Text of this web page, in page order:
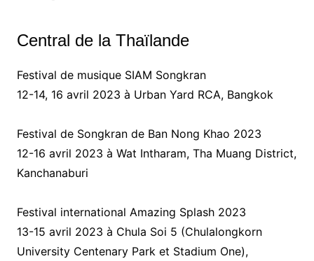
Central de la Thaïlande
Festival de musique SIAM Songkran
12-14, 16 avril 2023 à Urban Yard RCA, Bangkok
Festival de Songkran de Ban Nong Khao 2023
12-16 avril 2023 à Wat Intharam, Tha Muang District,
Kanchanaburi
Festival international Amazing Splash 2023
13-15 avril 2023 à Chula Soi 5 (Chulalongkorn
University Centenary Park et Stadium One),